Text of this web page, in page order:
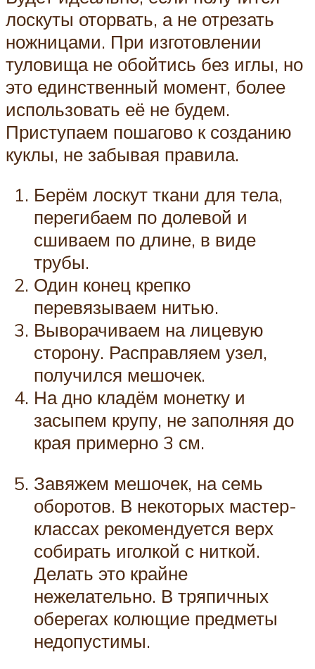
лоскуты оторвать, а не отрезать
ножницами. При изготовлении
туловища не обойтись без иглы, но
это единственный момент, более
использовать её не будем.
Приступаем пошагово к созданию
куклы, не забывая правила.
Берём лоскут ткани для тела,
перегибаем по долевой и
сшиваем по длине, в виде
трубы.
Один конец крепко
перевязываем нитью.
Выворачиваем на лицевую
сторону. Расправляем узел,
получился мешочек.
На дно кладём монетку и
засыпем крупу, не заполняя до
края примерно 3 см.
Завяжем мешочек, на семь
оборотов. В некоторых мастер-
классах рекомендуется верх
собирать иголкой с ниткой.
Делать это крайне
нежелательно. В тряпичных
оберегах колющие предметы
недопустимы.